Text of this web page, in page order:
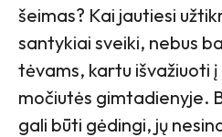
šeimas? Kai jautiesi
santykiai sveiki, nebus
tėvams, kartu išvažiuoti
močiutės gimtadienyje.
gali būti gėdingi, jų